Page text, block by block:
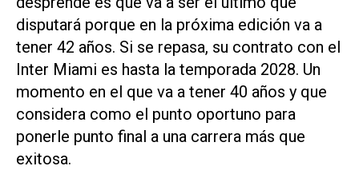
disputará porque en la próxima edición va a
tener 42 años. Si se repasa, su contrato con el
Inter Miami es hasta la temporada 2028. Un
momento en el que va a tener 40 años y que
considera como el punto oportuno para
ponerle punto final a una carrera más que
exitosa.